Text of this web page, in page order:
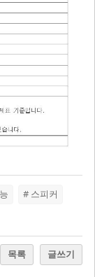
# 스피커
목록 글쓰기